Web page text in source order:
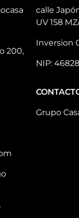
200,
calle
UV 158
Inversion
NIP:
Grupo